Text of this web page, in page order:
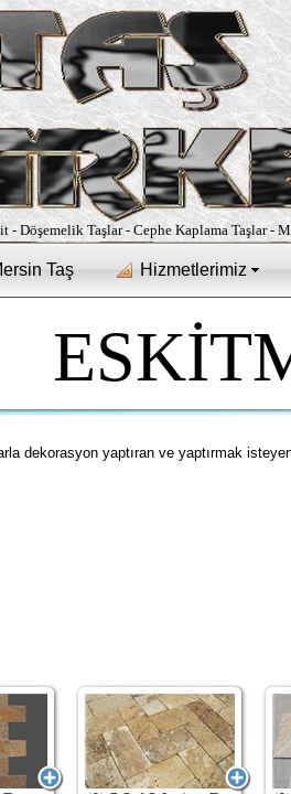
- Döşemelik Taşlar - Cephe Kaplama Taşlar -
dekorasyon yaptıran ve yaptırmak
Taş Hizmetlerimiz